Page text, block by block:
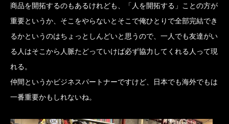
商品を開拓するのもあるけれども、「人を開拓する」ことの方が
重要というか、そこをやらないとそこで俺ひとりで全部完結でき
るかというのはちょっとしんどいと思うので、一人でも友達がい
る人はそこから人脈たどっていけば必ず協力してくれる人って現
れる。
仲間というかビジネスパートナーですけど、日本でも海外でもは
一番重要かもしれないね。